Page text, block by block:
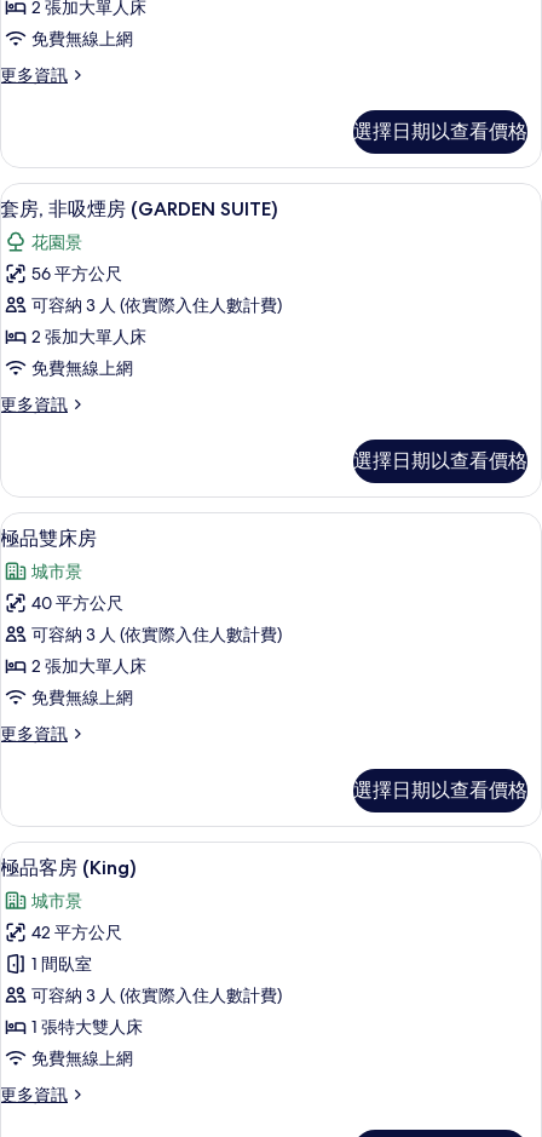
吸
煙
房
TWIN)
的
所
有
相
片
2 張加大單人床
免費無線上網
更多資訊
更
房,
非
吸
房
(HARMONY
TWIN)
的
詳
情
選擇日期以查看價格
顯
示
套
房,
非
吸
煙
房
的
所
有
相
片
套房, 非吸煙房 (GARDEN SUITE) |
17
套房, 非吸煙房 (GARDEN SUITE)
花園景
56 平方公尺
可容納 3 人 (依實際入住人數計費)
2 張加大單人床
免費無線上網
更多資訊
更
非
吸
煙
(GARDEN
SUITE)
詳
情
選擇日期以查看價格
顯
示
極
品
雙
床
房
的
有
相
片
極品雙床房 | 羽絨被、舒適加層、迷
11
極品雙床房
城市景
40 平方公尺
可容納 3 人 (依實際入住人數計費)
2 張加大單人床
免費無線上網
更多資訊
更
雙
床
房
詳
情
選擇日期以查看價格
顯
示
極
品
客
房
(King)
的
所
極品客房 (King) | 羽絨被、舒適加層
11
極品客房 (King)
城市景
42 平方公尺
1 間臥室
可容納 3 人 (依實際入住人數計費)
1 張特大雙人床
免費無線上網
更多資訊
更